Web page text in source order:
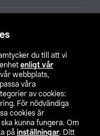
du till att vi
enligt vår
webbplats,
våra
av cookies:
För nödvändiga
cookies är
kunna fungera. Om
på inställningar. Ditt